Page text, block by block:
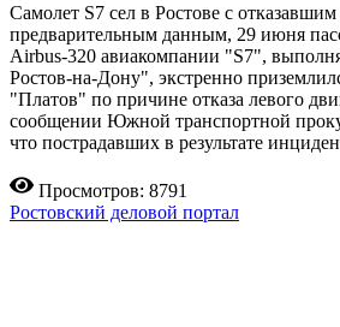
Самолет S7 сел в Ростове с
предварительным данным, 29 июня
Airbus-320 авиакомпании "S7",
Ростов-на-Дону", экстренно
"Платов" по причине отказа левого
сообщении Южной транспортной
что пострадавших в результате
Просмотров: 8791
Ростовский деловой портал